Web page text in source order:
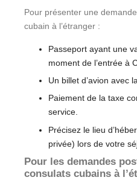
Pour présenter une
cubain à l’étranger :
Passeport ayant une
moment de l’entrée à
Un billet d’avion avec
Paiement de la taxe
service.
Précisez le lieu
privée) lors de votre
Pour les demandes
consulats cubains à